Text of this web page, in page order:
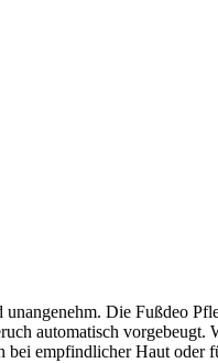
Die Fußdeo
automatisch
bei empfindlicher Haut oder